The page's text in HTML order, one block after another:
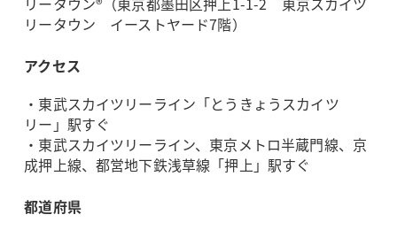
リータウン イーストヤード7階）
アクセス
・東武スカイツリーライン「とうきょうスカイツ
リー」駅すぐ
・東武スカイツリーライン、東京メトロ半蔵門線、京
成押上線、都営地下鉄浅草線「押上」駅すぐ
都道府県